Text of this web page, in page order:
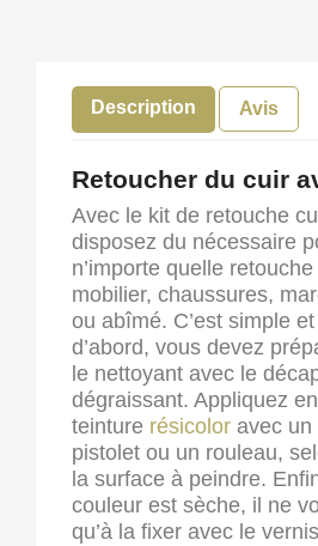
Description Avis
Retoucher du cuir
Avec le kit de retouche
disposez du nécessaire
n’importe quelle
mobilier, chaussures,
ou abîmé. C’est simple
d’abord, vous devez
le nettoyant avec le
dégraissant. Appliquez
teinture résicolor avec un
pistolet ou un rouleau,
la surface à peindre.
couleur est sèche, il ne
qu’à la fixer avec le